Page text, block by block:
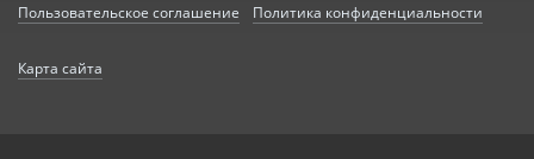
Пользовательское соглашение Политика конфиденциальности
Карта сайта